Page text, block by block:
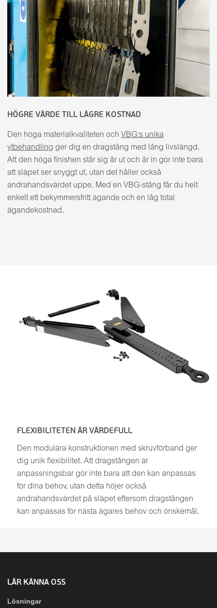
HÖGRE VÄRDE TILL LÄGRE KOSTNAD
Den höga materialkvaliteten och VBG:s unika
ytbehandling ger dig en dragstång med lång livslängd.
Att den höga finishen står sig år ut och år in gör inte bara
att släpet ser snyggt ut, utan det håller också
andrahandsvärdet uppe. Med en VBG-stång får du helt
enkelt ett bekymmersfritt ägande och en låg total
ägandekostnad.
FLEXIBILITETEN ÄR VÄRDEFULL
Den modulära konstruktionen med skruvförband ger
dig unik flexibilitet. Att dragstången är
anpassningsbar gör inte bara att den kan anpassas
för dina behov, utan detta höjer också
andrahandsvärdet på släpet eftersom dragstången
kan anpassas för nästa ägares behov och önskemål.
LÄR KÄNNA OSS
Lösningar